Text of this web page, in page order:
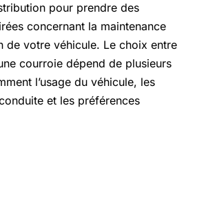
pour prendre des
concernant la maintenance
de votre véhicule. Le choix entre
courroie dépend de plusieurs
l’usage du véhicule, les
et les préférences